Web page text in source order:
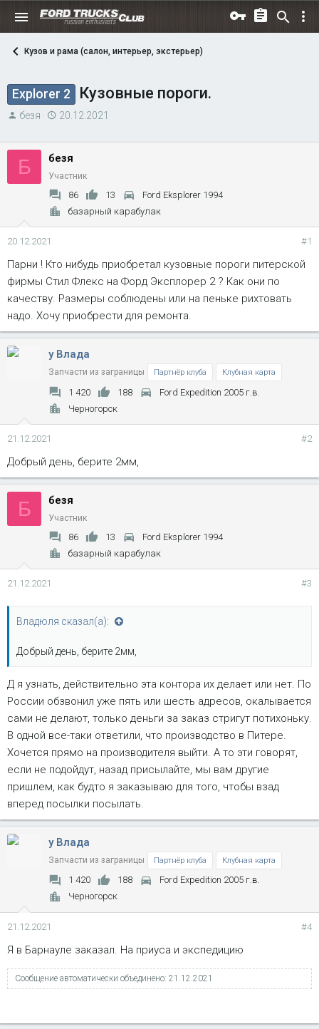
Кузов и рама (салон, интерьер, экстерьер)
Explorer 2 Кузовные пороги.
А
т
о
р
м
ы
безя
Д
т
а
н
а
ч
а
20.12.2021
Б безя
Участник
86 13
Ford Eksplorer 1994
базарный карабулак
20.12.2021 #1
Парни ! Кто нибудь приобретал кузовные пороги питерской
фирмы Стил Флекс на Форд Эксплорер 2 ? Как они по
качеству. Размеры соблюдены или на пеньке рихтовать
надо. Хочу приобрести для ремонта.
у Влада
Запчасти из заграницы Партнёр клуба Клубная карта
1 420 188
Ford Expedition 2005 г.в.
Черногорск
21.12.2021 #2
Добрый день, берите 2мм,
Б безя
Участник
86 13
Ford Eksplorer 1994
базарный карабулак
21.12.2021 #3
Владюля сказал(а):
Добрый день, берите 2мм,
Д я узнать, действительно эта контора их делает или нет. По
России обзвонил уже пять или шесть адресов, окалывается
сами не делают, только деньги за заказ стригут потихоньку.
В одной все-таки ответили, что производство в Питере.
Хочется прямо на производителя выйти. А то эти говорят,
если не подойдут, назад присылайте, мы вам другие
пришлем, как будто я заказываю для того, чтобы взад
вперед посылки посылать.
у Влада
Запчасти из заграницы Партнёр клуба Клубная карта
1 420 188
Ford Expedition 2005 г.в.
Черногорск
21.12.2021 #4
Я в Барнауле заказал. На приуса и экспедицию
Сообщение автоматически объединено: 21.12.2021